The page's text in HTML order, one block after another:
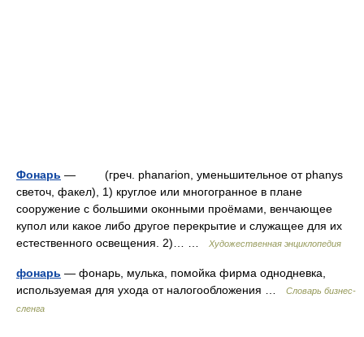
Фонарь — (греч. phanarion, уменьшительное от phanуs
светоч, факел), 1) круглое или многогранное в плане
сооружение с большими оконными проёмами, венчающее
купол или какое либо другое перекрытие и служащее для их
естественного освещения. 2)… …
Художественная энциклопедия
фонарь — фонарь, мулька, помойка фирма однодневка,
используемая для ухода от налогообложения …
Словарь бизнес-
сленга